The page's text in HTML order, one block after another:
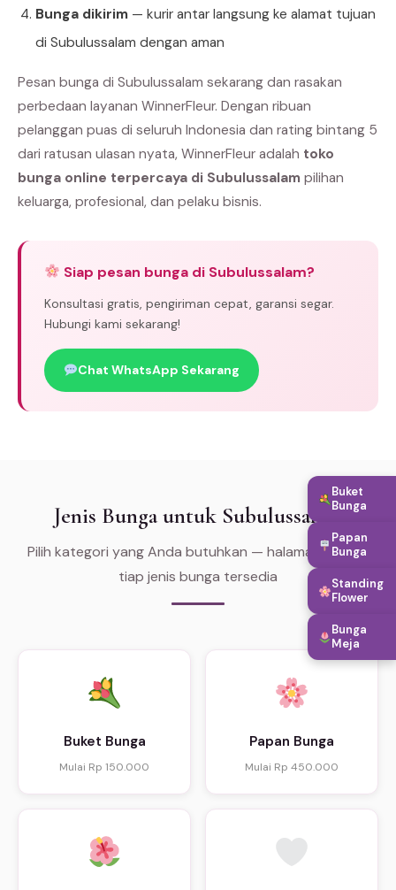
Bunga dikirim — kurir antar langsung ke alamat tujuan
di Subulussalam dengan aman
Pesan bunga di Subulussalam sekarang dan rasakan
perbedaan layanan WinnerFleur. Dengan ribuan
pelanggan puas di seluruh Indonesia dan rating bintang 5
dari ratusan ulasan nyata, WinnerFleur adalah toko
bunga online terpercaya di Subulussalam pilihan
keluarga, profesional, dan pelaku bisnis.
Siap pesan bunga di Subulussalam?
Konsultasi gratis, pengiriman cepat, garansi segar.
Hubungi kami sekarang!
Chat WhatsApp Sekarang
Jenis Bunga untuk Subulussalam
Pilih kategori yang Anda butuhkan — halaman khusus
tiap jenis bunga tersedia
Buket Bunga
Mulai Rp 150.000
Papan Bunga
Mulai Rp 450.000
Buket
Bunga
Papan
Bunga
Standing
Flower
Bunga
Meja